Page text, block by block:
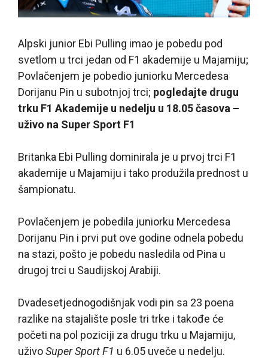
Alpski junior Ebi Pulling imao je pobedu pod
svetlom u trci jedan od F1 akademije u Majamiju;
Povlačenjem je pobedio juniorku Mercedesa
Dorijanu Pin u subotnjoj trci; pogledajte drugu
trku F1 Akademije u nedelju u 18.05 časova –
uživo na Super Sport F1
Britanka Ebi Pulling dominirala je u prvoj trci F1
akademije u Majamiju i tako produžila prednost u
šampionatu.
Povlačenjem je pobedila juniorku Mercedesa
Dorijanu Pin i prvi put ove godine odnela pobedu
na stazi, pošto je pobedu nasledila od Pina u
drugoj trci u Saudijskoj Arabiji.
Dvadesetjednogodišnjak vodi pin sa 23 poena
razlike na stajalište posle tri trke i takođe će
početi na pol poziciji za drugu trku u Majamiju,
uživoSuper Sport F1 u 6.05 uveče u nedelju.